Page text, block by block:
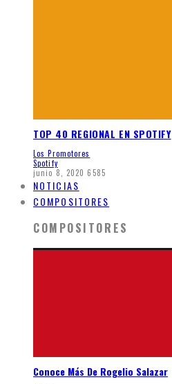
TOP 40 REGIONAL EN SPOTIFY
Los Promotores
Spotify
junio 8, 2020 6585
NOTICIAS
COMPOSITORES
COMPOSITORES
Conoce Más De Rogelio Salazar